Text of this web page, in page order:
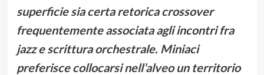
superficie sia certa retorica crossover
frequentemente associata agli incontri fra
jazz e scrittura orchestrale. Miniaci
preferisce collocarsi nell’alveo un territorio